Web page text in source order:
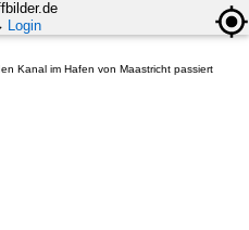
Login
Kanal im Hafen von Maastricht passiert